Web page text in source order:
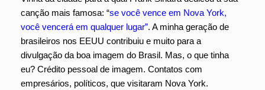
canção mais famosa: “se você vence em Nova York,
você vencerá em qualquer lugar”. A minha geração de
brasileiros nos EEUU contribuiu e muito para a
divulgação da boa imagem do Brasil. Mas, o que tinha
eu? Crédito pessoal de imagem. Contatos com
empresários, políticos, que visitaram Nova York.